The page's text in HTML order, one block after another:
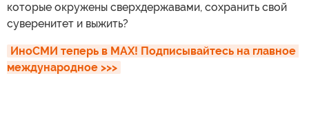
которые окружены сверхдержавами, сохранить свой
суверенитет и выжить?
ИноСМИ теперь в MAX! Подписывайтесь на главное
международное >>>